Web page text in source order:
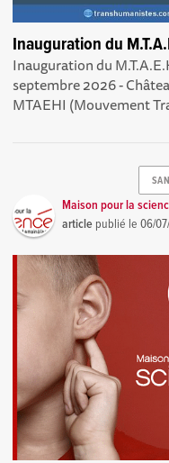
Inauguration du
Inauguration du
septembre 2026 -
MTAEHI (Mouvement
Maison pour la
article publié le06/